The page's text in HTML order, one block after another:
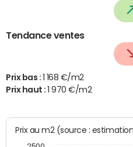
Tendance ventes
Prix bas :
1 168 €/m2
Prix haut :
1 970 €/m2
Prix au m2 (source :